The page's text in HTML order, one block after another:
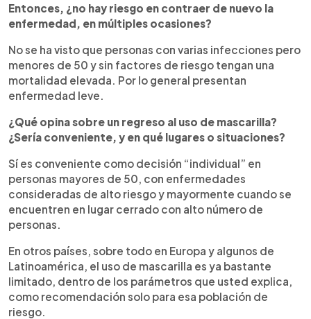
Entonces, ¿no hay riesgo en contraer de nuevo la
enfermedad, en múltiples ocasiones?
No se ha visto que personas con varias infecciones pero
menores de 50 y sin factores de riesgo tengan una
mortalidad elevada. Por lo general presentan
enfermedad leve.
¿Qué opina sobre un regreso al uso de mascarilla?
¿Sería conveniente, y en qué lugares o situaciones?
Sí es conveniente como decisión “individual” en
personas mayores de 50, con enfermedades
consideradas de alto riesgo y mayormente cuando se
encuentren en lugar cerrado con alto número de
personas.
En otros países, sobre todo en Europa y algunos de
Latinoamérica, el uso de mascarilla es ya bastante
limitado, dentro de los parámetros que usted explica,
como recomendación solo para esa población de
riesgo.